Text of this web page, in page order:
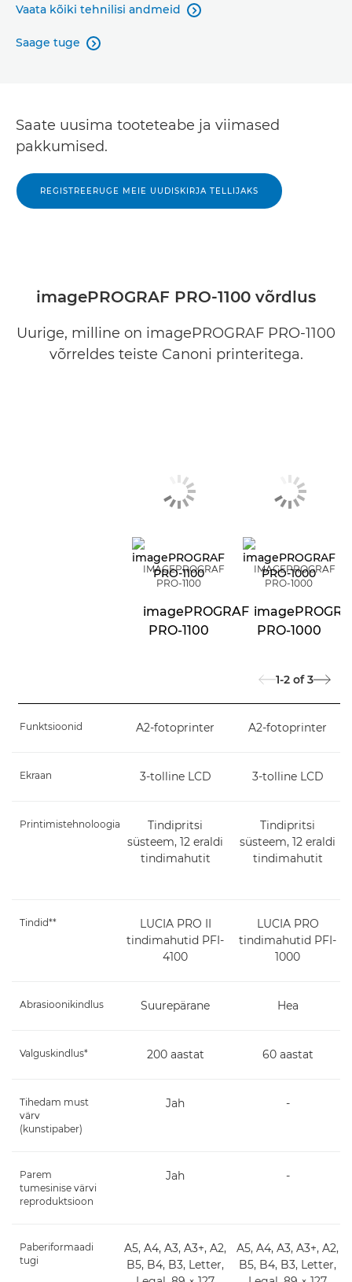
Vaata kõiki tehnilisi andmeid 
Saage tuge 
Saate uusima tooteteabe ja viimased
pakkumised.
REGISTREERUGE MEIE UUDISKIRJA TELLIJAKS
imagePROGRAF PRO-1100 võrdlus
Uurige, milline on imagePROGRAF PRO-1100
võrreldes teiste Canoni printeritega.
IMAGEPROGRAF
PRO-1100
imagePROGRAF
PRO-1100
IMAGEPROGRAF
PRO-1000
PRO-1000
1-2 of 3
Funktsioonid A2-fotoprinter A2-fotoprinter
Ekraan 3-tolline LCD 3-tolline LCD
Printimistehnoloogia
Tindipritsi
süsteem, 12 eraldi
tindimahutit
Tindipritsi
süsteem, 12 eraldi
tindimahutit
Tindid**
LUCIA PRO II
tindimahutid PFI-
4100
LUCIA PRO
tindimahutid PFI-
1000
Abrasioonikindlus Suurepärane Hea
Valguskindlus* 200 aastat 60 aastat
Tihedam must
värv
(kunstipaber)
Jah -
Parem
tumesinise värvi
reproduktsioon
Jah -
Paberiformaadi
tugi
A5, A4, A3, A3+, A2,
B5, B4, B3, Letter,
A5, A4, A3, A3+, A2,
B5, B4, B3, Letter,